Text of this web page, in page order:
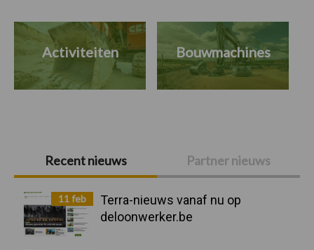
Primaire
Sidebar
Recent nieuws Partner nieuws
11 feb
Terra-nieuws vanaf nu op
deloonwerker.be
Activiteiten Bouwmachines